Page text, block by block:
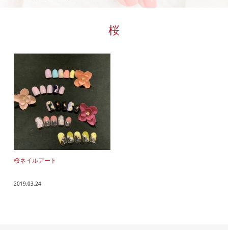
桜
桜ネイルアート
2019.03.24